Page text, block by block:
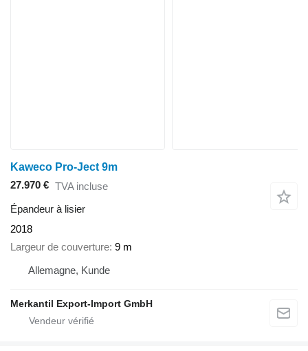
Kaweco Pro-Ject 9m
27.970 € TVA incluse
Épandeur à lisier
2018
Largeur de couverture 9 m
Allemagne, Kunde
Merkantil Export-Import GmbH